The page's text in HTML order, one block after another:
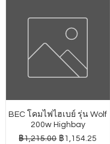
BEC โคมไฟไฮเบย์ รุ่น Wolf
200w Highbay
ราคาปกติ
฿1,215.00 ราคาขายลด
฿1,154.25